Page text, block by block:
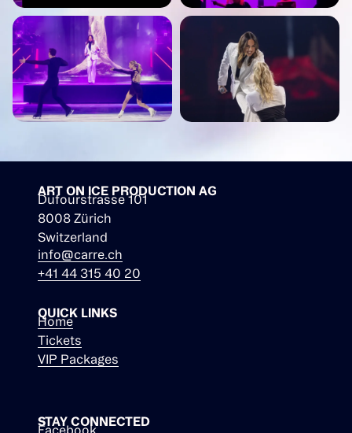
ART ON ICE PRODUCTION AG
Dufourstrasse 101
8008 Zürich
Switzerland
info@carre.ch
+41 44 315 40 20
QUICK LINKS
Home
Tickets
VIP Packages
STAY CONNECTED
Facebook